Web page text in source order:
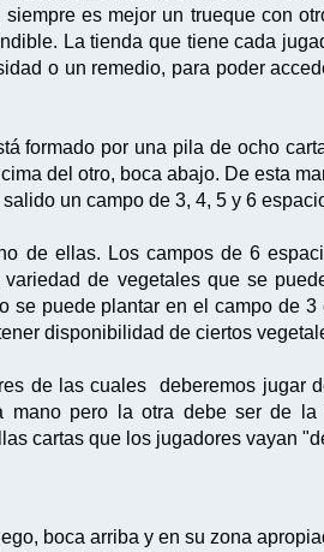
es mejor un trueque con
La tienda que tiene cada
o un remedio, para poder
formado por una pila de ocho
del otro, boca abajo. De esta
un campo de 3, 4, 5 y 6
de ellas. Los campos de 6
de vegetales que se
puede plantar en el campo de 3
disponibilidad de ciertos
de las cuales deberemos jugar
mano pero la otra debe ser de
cartas que los jugadores vayan
boca arriba y en su zona